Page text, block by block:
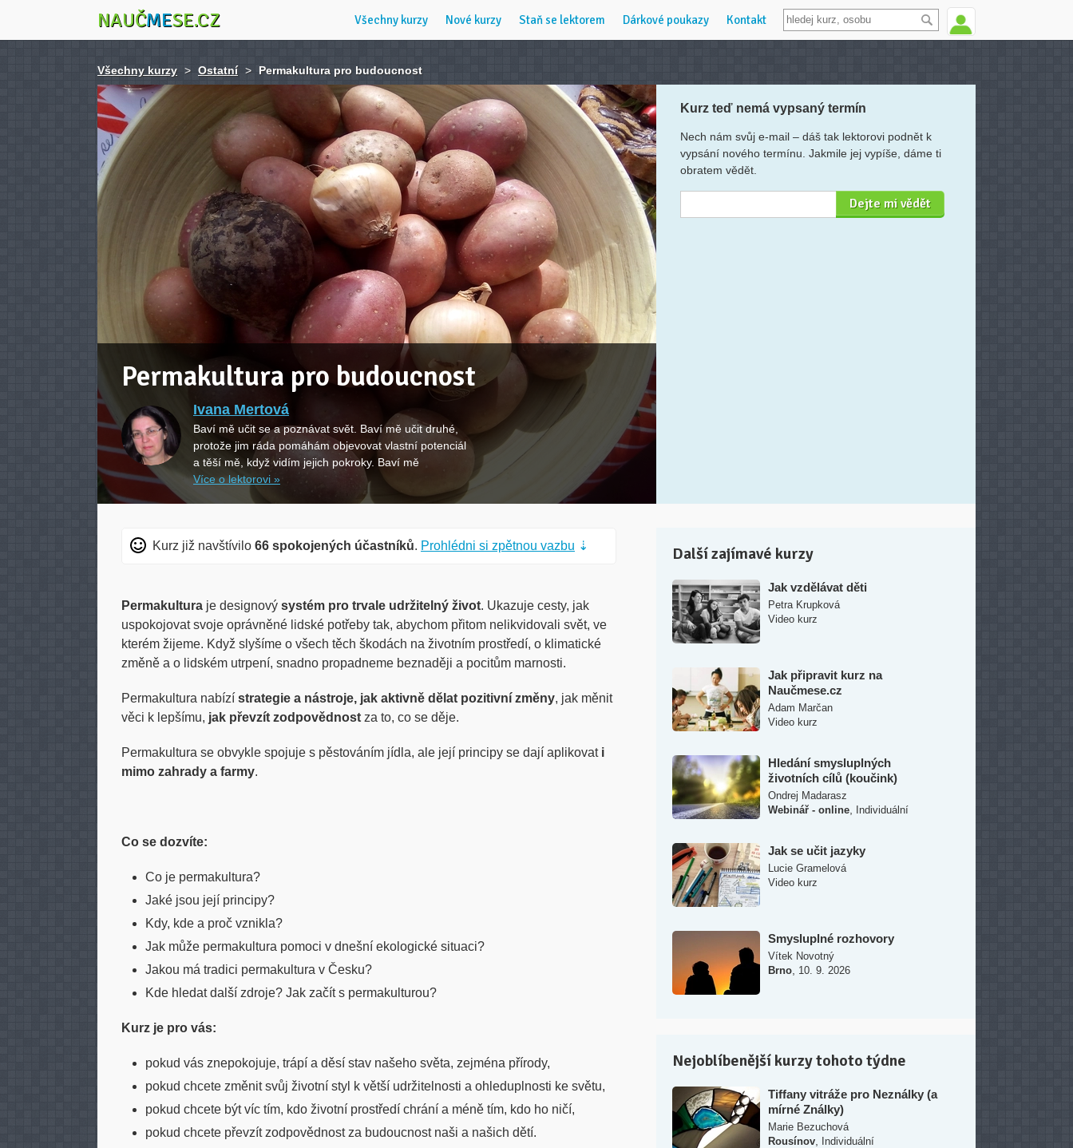
NAUČMESE.CZ Všechny kurzy Nové kurzy Staň se lektorem Dárkové poukazy Kontakt
Všechny kurzy > Ostatní > Permakultura pro budoucnost
Permakultura pro budoucnost
Ivana Mertová
Baví mě učit se a poznávat svět. Baví mě učit druhé,
protože jim ráda pomáhám objevovat vlastní potenciál
a těší mě, když vidím jejich pokroky. Baví mě
Více o lektorovi »
Kurz teď nemá vypsaný termín
Nech nám svůj e-mail – dáš tak lektorovi podnět k
vypsání nového termínu. Jakmile jej vypíše, dáme ti
obratem vědět.
Kurz již navštívilo 66 spokojených účastníků. Prohlédni si zpětnou vazbu ⇣
Permakultura je designový systém pro trvale udržitelný život. Ukazuje cesty, jak
uspokojovat svoje oprávněné lidské potřeby tak, abychom přitom nelikvidovali svět, ve
kterém žijeme. Když slyšíme o všech těch škodách na životním prostředí, o klimatické
změně a o lidském utrpení, snadno propadneme beznaději a pocitům marnosti.
Permakultura nabízí strategie a nástroje, jak aktivně dělat pozitivní změny, jak měnit
věci k lepšímu, jak převzít zodpovědnost za to, co se děje.
Permakultura se obvykle spojuje s pěstováním jídla, ale její principy se dají aplikovat i
mimo zahrady a farmy.
Co se dozvíte:
Co je permakultura?
Jaké jsou její principy?
Kdy, kde a proč vznikla?
Jak může permakultura pomoci v dnešní ekologické situaci?
Jakou má tradici permakultura v Česku?
Kde hledat další zdroje? Jak začít s permakulturou?
Kurz je pro vás:
pokud vás znepokojuje, trápí a děsí stav našeho světa, zejména přírody,
pokud chcete změnit svůj životní styl k větší udržitelnosti a ohleduplnosti ke světu,
pokud chcete být víc tím, kdo životní prostředí chrání a méně tím, kdo ho ničí,
pokud chcete převzít zodpovědnost za budoucnost naši a našich dětí.
Další zajímavé kurzy
Jak vzdělávat děti
Petra Krupková
Video kurz
Jak připravit kurz na
Naučmese.cz
Adam Marčan
Video kurz
Hledání smysluplných
životních cílů (koučink)
Ondrej Madarasz
Webinář - online
Individuální
Jak se učit jazyky
Lucie Gramelová
Video kurz
Smysluplné rozhovory
Vítek Novotný
Brno 10. 9. 2026
Nejoblíbenější kurzy tohoto týdne
Tiffany vitráže pro Neználky (a
mírné Ználky)
Marie Bezuchová
Rousínov
Individuální